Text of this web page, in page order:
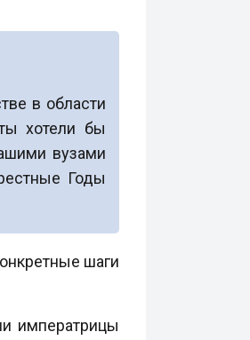
в области
хотели бы
вузами
Годы
шаги
императрицы